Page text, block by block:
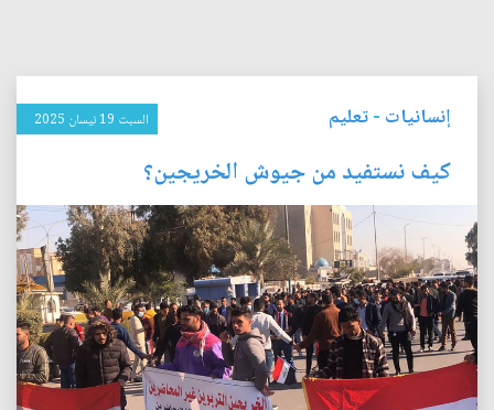
إنسانيات -تعليم السبت 19 نيسان 2025
كيف نستفيد من جيوش الخريجين؟